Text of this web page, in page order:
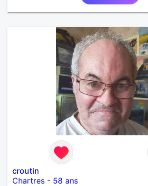
croutin
Chartres - 58 ans